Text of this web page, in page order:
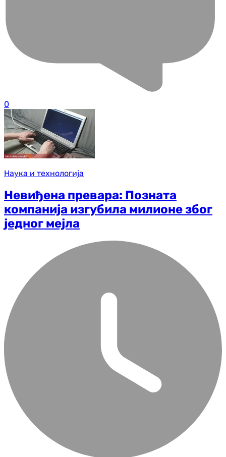
0
Наука и технологија
Невиђена превара: Позната
компанија изгубила милионе због
једног мејла